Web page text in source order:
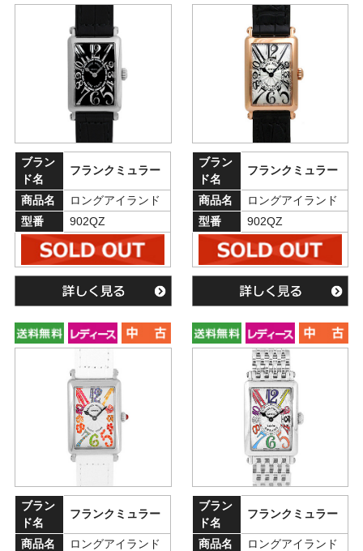
ブラン
ド名
フランクミュラー
商品名
ロングアイランド
型番
902QZ
ブラン
ド名
フランクミュラー
商品名
ロングアイランド
型番
902QZ
ブラン
ド名
フランクミュラー
商品名
ロングアイランド
ブラン
ド名
フランクミュラー
商品名
ロングアイランド